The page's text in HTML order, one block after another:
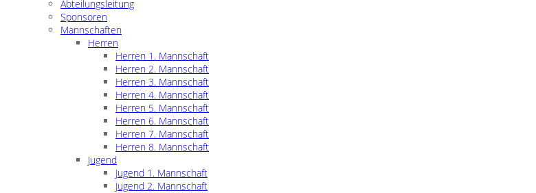
Abteilungsleitung
Sponsoren
Mannschaften
Herren
Herren 1. Mannschaft
Herren 2. Mannschaft
Herren 3. Mannschaft
Herren 4. Mannschaft
Herren 5. Mannschaft
Herren 6. Mannschaft
Herren 7. Mannschaft
Herren 8. Mannschaft
Jugend
Jugend 1. Mannschaft
Jugend 2. Mannschaft